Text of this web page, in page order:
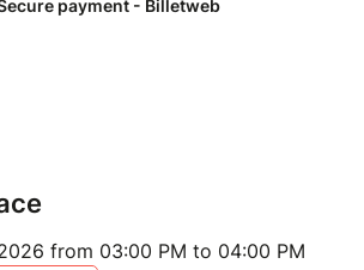
from 03:00 PM to 04:00 PM